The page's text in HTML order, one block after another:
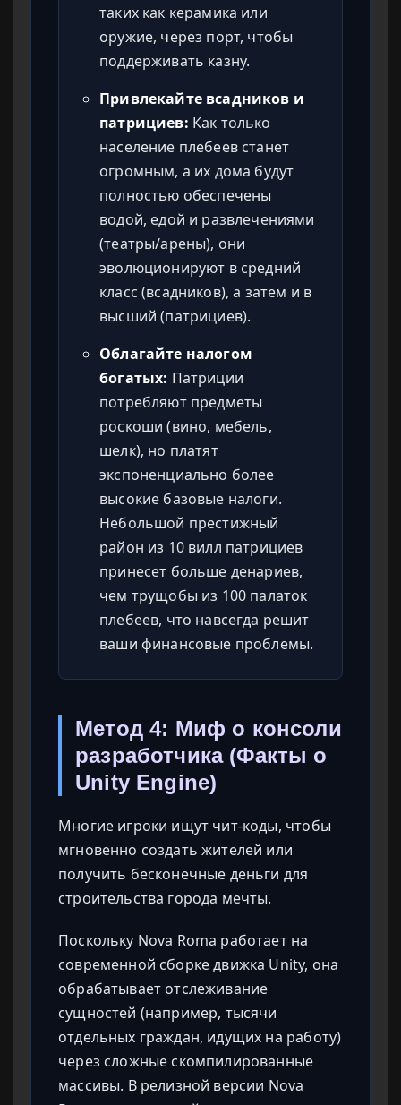
таких как керамика или
оружие, через порт, чтобы
поддерживать казну.
Привлекайте всадников и
патрициев: Как только
население плебеев станет
огромным, а их дома будут
полностью обеспечены
водой, едой и развлечениями
(театры/арены), они
эволюционируют в средний
класс (всадников), а затем и в
высший (патрициев).
Облагайте налогом
богатых: Патриции
потребляют предметы
роскоши (вино, мебель,
шелк), но платят
экспоненциально более
высокие базовые налоги.
Небольшой престижный
район из 10 вилл патрициев
принесет больше денариев,
чем трущобы из 100 палаток
плебеев, что навсегда решит
ваши финансовые проблемы.
Метод 4: Миф о консоли
разработчика (Факты о
Unity Engine)
Многие игроки ищут чит-коды, чтобы
мгновенно создать жителей или
получить бесконечные деньги для
строительства города мечты.
Поскольку Nova Roma работает на
современной сборке движка Unity, она
обрабатывает отслеживание
сущностей (например, тысячи
отдельных граждан, идущих на работу)
через сложные скомпилированные
массивы. В релизной версии Nova